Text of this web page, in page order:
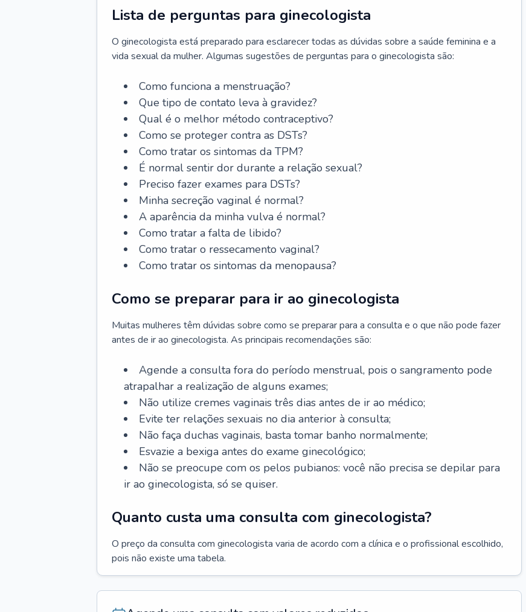
Lista de perguntas para ginecologista
O ginecologista está preparado para esclarecer todas as dúvidas sobre a saúde feminina e a
vida sexual da mulher. Algumas sugestões de perguntas para o ginecologista são:
Como funciona a menstruação?
Que tipo de contato leva à gravidez?
Qual é o melhor método contraceptivo?
Como se proteger contra as DSTs?
Como tratar os sintomas da TPM?
É normal sentir dor durante a relação sexual?
Preciso fazer exames para DSTs?
Minha secreção vaginal é normal?
A aparência da minha vulva é normal?
Como tratar a falta de libido?
Como tratar o ressecamento vaginal?
Como tratar os sintomas da menopausa?
Como se preparar para ir ao ginecologista
Muitas mulheres têm dúvidas sobre como se preparar para a consulta e o que não pode fazer
antes de ir ao ginecologista. As principais recomendações são:
Agende a consulta fora do período menstrual, pois o sangramento pode
atrapalhar a realização de alguns exames;
Não utilize cremes vaginais três dias antes de ir ao médico;
Evite ter relações sexuais no dia anterior à consulta;
Não faça duchas vaginais, basta tomar banho normalmente;
Esvazie a bexiga antes do exame ginecológico;
Não se preocupe com os pelos pubianos: você não precisa se depilar para
ir ao ginecologista, só se quiser.
Quanto custa uma consulta com ginecologista?
O preço da consulta com ginecologista varia de acordo com a clínica e o profissional escolhido,
pois não existe uma tabela.